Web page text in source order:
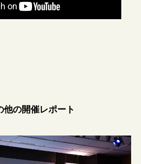
他の開催レポート